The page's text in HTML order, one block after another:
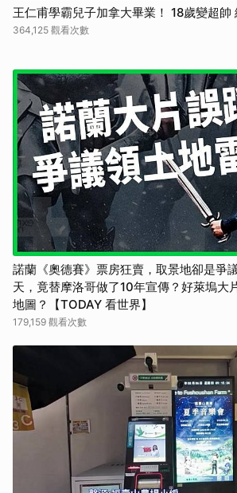
王仁甫學霸兒子加拿大畢業！ 18歲變超帥
364,125 觀看次數
諾蘭《奧德賽》票房狂賣，取景地卻是爭
天，竟替摩洛哥做了10年宣傳？好萊塢大
地圖？【TODAY 看世界】
179,159 觀看次數